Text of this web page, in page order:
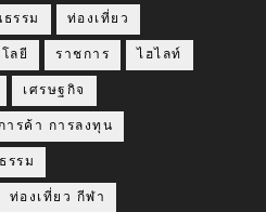
รรม ท่องเที่ยว
ลยี ราชการ ไฮไลท์
เศรษฐกิจ
ารค้า การลงทุน
รรม
ท่องเที่ยว กีฬา